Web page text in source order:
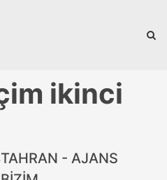
ikinci
TAHRAN - AJANS